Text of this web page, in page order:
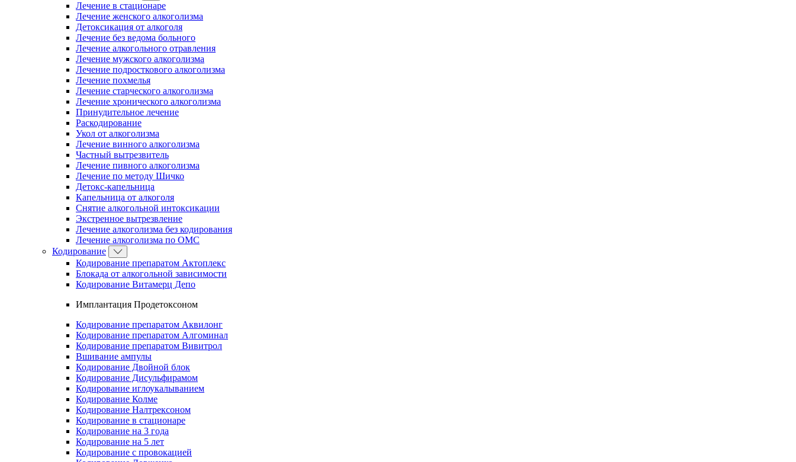
Лечение в стационаре
Лечение женского алкоголизма
Детоксикация от алкоголя
Лечение без ведома больного
Лечение алкогольного отравления
Лечение мужского алкоголизма
Лечение подросткового алкоголизма
Лечение похмелья
Лечение старческого алкоголизма
Лечение хронического алкоголизма
Принудительное лечение
Раскодирование
Укол от алкоголизма
Лечение винного алкоголизма
Частный вытрезвитель
Лечение пивного алкоголизма
Лечение по методу Шичко
Детокс-капельница
Капельница от алкоголя
Снятие алкогольной интоксикации
Экстренное вытрезвление
Лечение алкоголизма без кодирования
Лечение алкоголизма по ОМС
Кодирование
Кодирование препаратом Актоплекс
Блокада от алкогольной зависимости
Кодирование Витамерц Депо
Имплантация Продетоксоном
Кодирование препаратом Аквилонг
Кодирование препаратом Алгоминал
Кодирование препаратом Вивитрол
Вшивание ампулы
Кодирование Двойной блок
Кодирование Дисульфирамом
Кодирование иглоукалыванием
Кодирование Колме
Кодирование Налтрексоном
Кодирование в стационаре
Кодирование на 3 года
Кодирование на 5 лет
Кодирование с провокацией